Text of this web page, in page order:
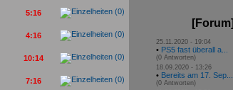
5:16 (0)
4:16 (0)
10:14 (0)
7:16 (0)
[Forum]
25.11.2020 - 19:04
• PS5 fast überall a...
(0 Antworten)
18.09.2020 - 13:26
• Bereits am 17. Sep...
(0 Antworten)